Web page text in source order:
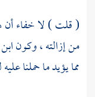
(قلت) لا خفاء أن
من إزالته ، وكون
مما يؤيد ما حملنا